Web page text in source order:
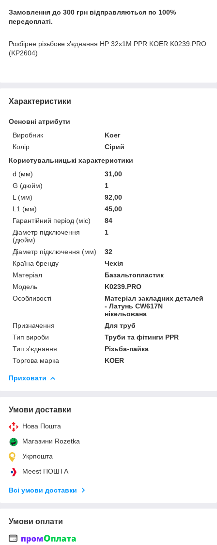
Замовлення до 300 грн відправляються по 100%
передоплаті.
Розбірне різьбове з’єднання НР 32x1M PPR KOER K0239.PRO
(KP2604)
Характеристики
Основні атрибути
Виробник
Koer
Колір
Сірий
Користувальницькі характеристики
d (мм)
31,00
G (дюйм)
1
L (мм)
92,00
L1 (мм)
45,00
Гарантійний період (міс)
84
Діаметр підключення
(дюйм)
1
Діаметр підключення (мм)
32
Країна бренду
Чехія
Матеріал
Базальтопластик
Мoдель
K0239.PRO
Особливості
Матеріал закладних деталей
- Латунь CW617N
нікельована
Призначення
Для труб
Тип вироби
Труби та фітинги PPR
Тип з'єднання
Різьба-пайка
Торгова марка
KOER
Приховати
Умови доставки
Нова Пошта
Магазини Rozetka
Укрпошта
Meest ПОШТА
Всі умови доставки
Умови оплати